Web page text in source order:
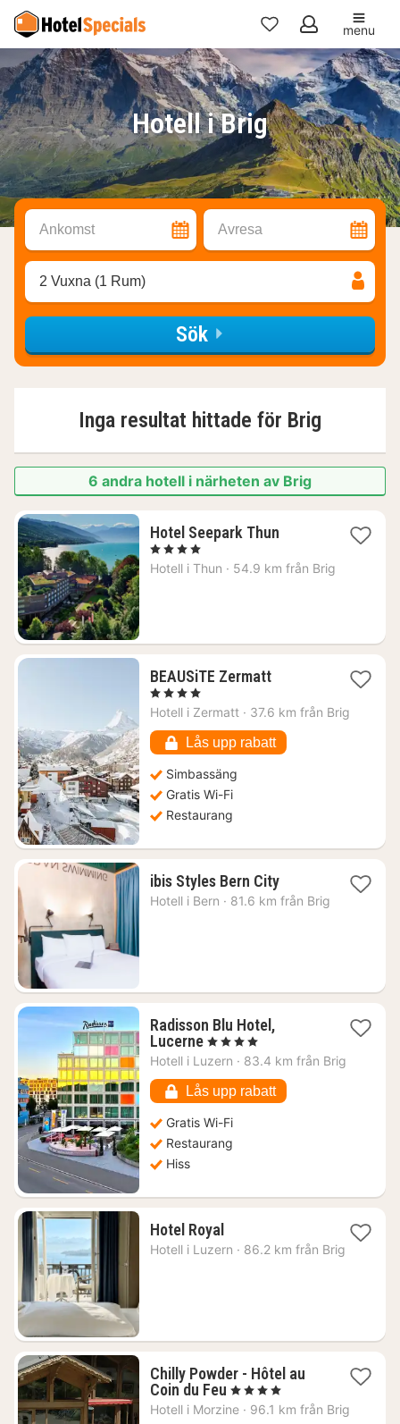
Mina
favoriter
menu
Hotell i Brig
Ankomst Avresa
2 Vuxna (1 Rum)
Sök
Inga resultat hittade för Brig
6 andra hotell i närheten av Brig
Hotel Seepark Thun1
från
, 4 Stjärnor
Hotell i Thun · 54.9 km från Brig
BEAUSiTE Zermatt1
från
kr.
, 4 Stjärnor
Hotell i Zermatt · 37.6 km från Brig
Lås upp rabatt
Simbassäng
Gratis Wi-Fi
Restaurang
ibis Styles Bern City1
natt
Hotell i Bern · 81.6 km från Brig
Radisson Blu Hotel,
Lucerne1
natt
2637
kr.
, 4 Stjärnor
Hotell i Luzern · 83.4 km från Brig
Lås upp rabatt
Gratis Wi-Fi
Restaurang
Hiss
Hotel Royal1
natt
Hotell i Luzern · 86.2 km från Brig
Chilly Powder - Hôtel au
Coin du Feu 1
natt
, 4 Stjärnor
Hotell i Morzine · 96.1 km från Brig